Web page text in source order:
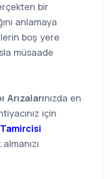
bir
anlamaya
boş yere
müsaade
Arızalarınızda en
için